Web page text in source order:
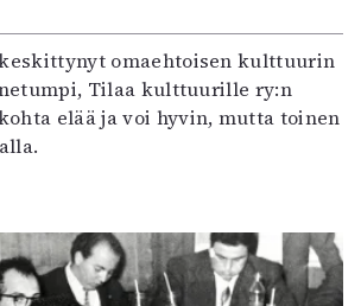
omaehtoisen kulttuurin
Tilaa kulttuurille ry:n
elää ja voi hyvin, mutta toinen